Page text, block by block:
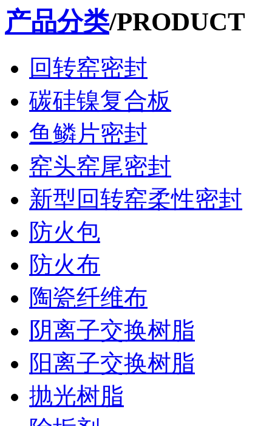
产品分类/PRODUCT
回转窑密封
碳硅镍复合板
鱼鳞片密封
窑头窑尾密封
新型回转窑柔性密封
防火包
防火布
陶瓷纤维布
阴离子交换树脂
阳离子交换树脂
抛光树脂